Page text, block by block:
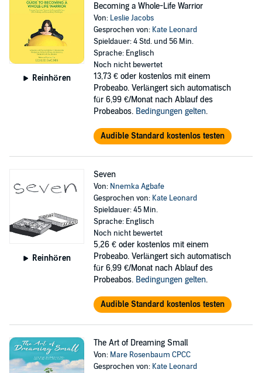
Reinhören
Becoming a Whole-Life Warrior
Von: Leslie Jacobs
Gesprochen von: Kate Leonard
Spieldauer: 4 Std. und 56 Min.
Sprache: Englisch
Noch nicht bewertet
13,73 € oder kostenlos mit einem
Probeabo. Verlängert sich automatisch
für 6,99 €/Monat nach Ablauf des
Probeabos. Bedingungen gelten.
Audible Standard kostenlos testen
Reinhören
Seven
Von: Nnemka Agbafe
Gesprochen von: Kate Leonard
Spieldauer: 45 Min.
Sprache: Englisch
Noch nicht bewertet
5,26 € oder kostenlos mit einem
Probeabo. Verlängert sich automatisch
für 6,99 €/Monat nach Ablauf des
Probeabos. Bedingungen gelten.
Audible Standard kostenlos testen
The Art of Dreaming Small
Von: Mare Rosenbaum CPCC
Gesprochen von: Kate Leonard